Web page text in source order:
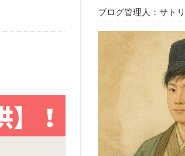
ブログ管理人：サトリ